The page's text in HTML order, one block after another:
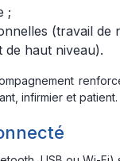
;
(travail de
haut niveau).
infirmier et patient.